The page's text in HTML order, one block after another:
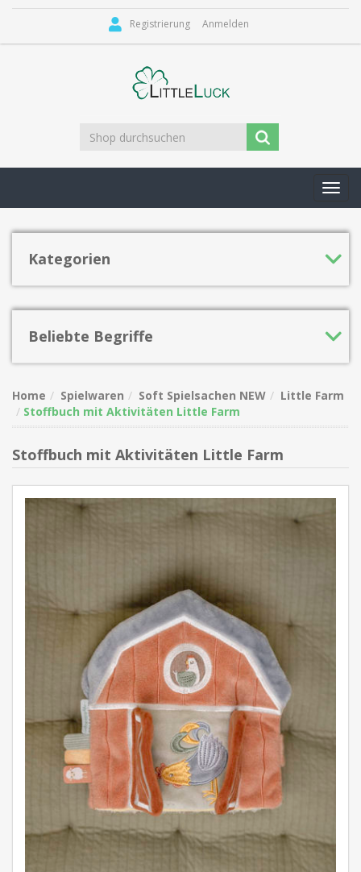
Registrierung Anmelden
Kategorien
Beliebte Begriffe
Home Spielwaren Soft Spielsachen NEW
Little Farm
Stoffbuch mit Aktivitäten Little Farm
Stoffbuch mit Aktivitäten Little Farm